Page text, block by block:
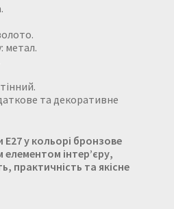
метал.
та декоративне
у кольорі бронзове
інтер’єру,
практичність та якісне